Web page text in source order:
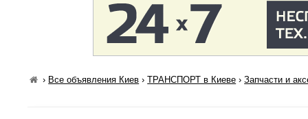
› Все объявления Киев ›ТРАНСПОРТ в Киеве ›Запчасти и